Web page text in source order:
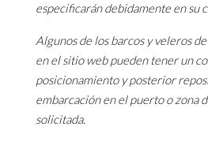
especificarán debidamente en su
Algunos de los barcos y veleros
en el sitio web pueden tener un
posicionamiento y posterior
embarcación en el puerto o zona
solicitada.